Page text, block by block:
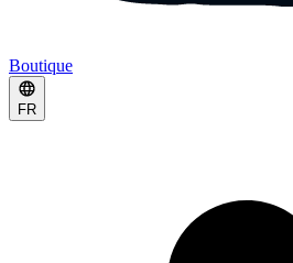
Boutique
FR